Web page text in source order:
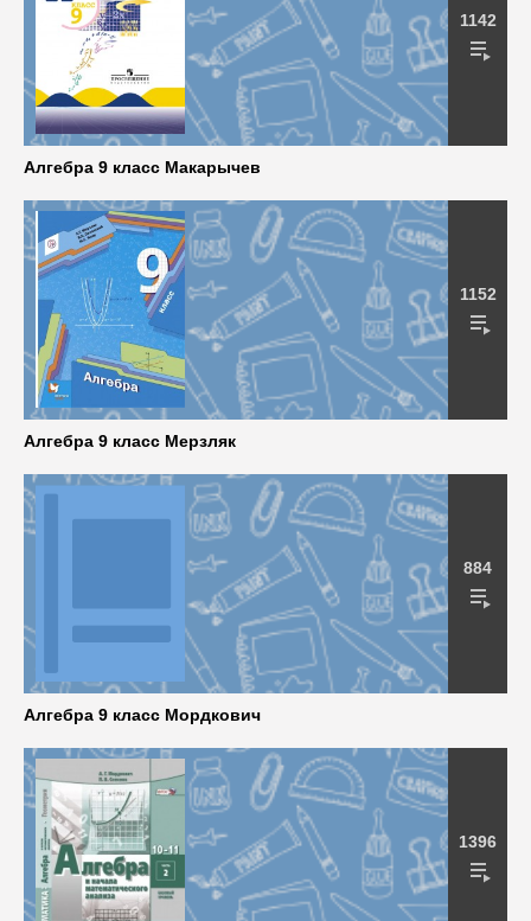
1142
Алгебра 9 класс Макарычев
1152
Алгебра 9 класс Мерзляк
884
Алгебра 9 класс Мордкович
1396